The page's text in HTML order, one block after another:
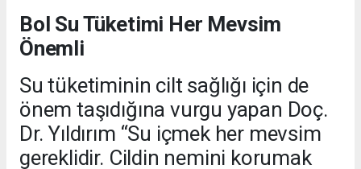
Bol Su Tüketimi Her Mevsim
Önemli
Su tüketiminin cilt sağlığı için de
önem taşıdığına vurgu yapan Doç.
Dr. Yıldırım “Su içmek her mevsim
gereklidir. Cildin nemini korumak